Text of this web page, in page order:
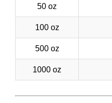
50 oz
100 oz
500 oz
1000 oz